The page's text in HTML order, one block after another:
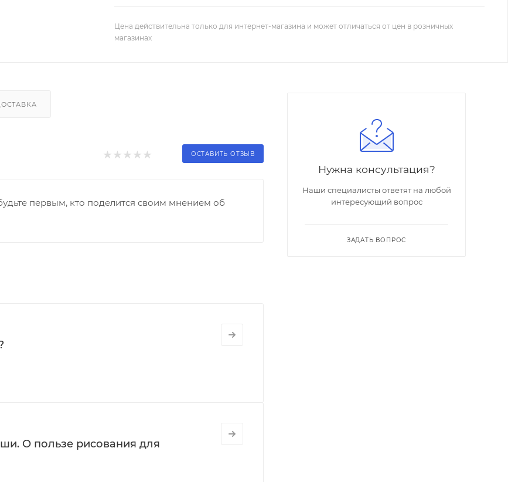
Цена действительна только для интернет-магазина и может отличаться от цен в розничных
магазинах
ОСТАВИТЬ ОТЗЫВ
первым, кто поделится своим мнением об
О пользе рисования для
Нужна консультация?
Наши специалисты ответят на любой
интересующий вопрос
ЗАДАТЬ ВОПРОС